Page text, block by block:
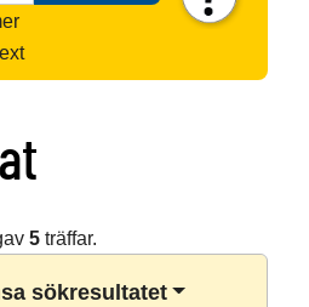
5träffar.
sökresultatet